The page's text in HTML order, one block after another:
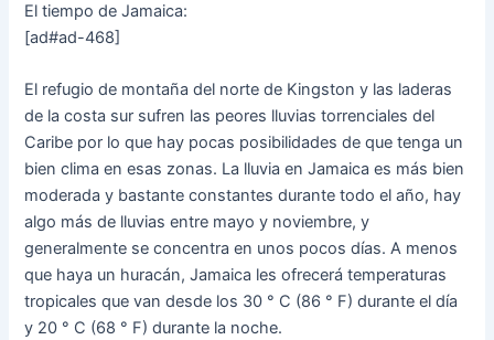
El tiempo de Jamaica:
[ad#ad-468]
El refugio de montaña del norte de Kingston y las laderas
de la costa sur sufren las peores lluvias torrenciales del
Caribe por lo que hay pocas posibilidades de que tenga un
bien clima en esas zonas. La lluvia en Jamaica es más bien
moderada y bastante constantes durante todo el año, hay
algo más de lluvias entre mayo y noviembre, y
generalmente se concentra en unos pocos días. A menos
que haya un huracán, Jamaica les ofrecerá temperaturas
tropicales que van desde los 30 ° C (86 ° F) durante el día
y 20 ° C (68 ° F) durante la noche.